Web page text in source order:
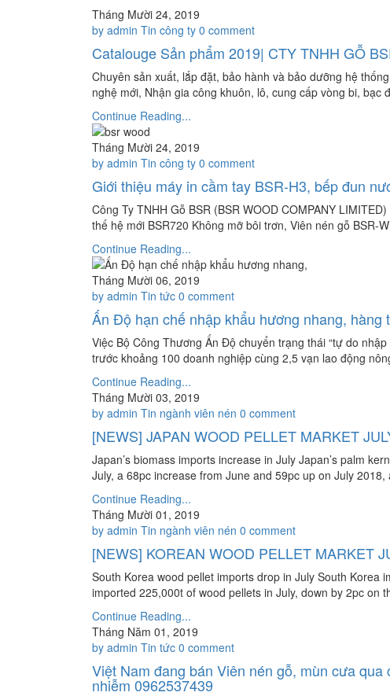
Tháng Mười 24, 2019
by admin Tin công ty 0 comment
Catalouge Sản phẩm 2019| CTY TNHH GỖ
Chuyên sản xuất, lắp đặt, bảo hành và bảo dưỡng hệ
nghệ mới, Nhận gia công khuôn, lô, cung cấp vòng bi, bạc
Continue Reading...
Tháng Mười 24, 2019
by admin Tin công ty 0 comment
Giới thiệu máy in cầm tay BSR-H3, bếp đun
Công Ty TNHH Gỗ BSR (BSR WOOD COMPANY
thế hệ mới BSR720 Không mỡ bôi trơn, Viên nén gỗ BSR-
Continue Reading...
Tháng Mười 06, 2019
by admin Tin tức 0 comment
Ấn Độ hạn chế nhập khẩu hương nhang,
Việc Bộ Công Thương Ấn Độ chuyển trạng thái “tự do
trước khoảng 100 doanh nghiệp cùng 2,5 vạn lao động
Continue Reading...
Tháng Mười 03, 2019
by admin Tin ngành viên nén 0 comment
[NEWS] JAPAN WOOD PELLET MARKET
Japan’s biomass imports increase in July Japan’s palm
July, a 68pc increase from June and 59pc up on July
Continue Reading...
Tháng Mười 01, 2019
by admin Tin ngành viên nén 0 comment
[NEWS] KOREAN WOOD PELLET MARKET
South Korea wood pellet imports drop in July South Korea
imported 225,000t of wood pellets in July, down by 2pc on
Continue Reading...
Tháng Năm 01, 2019
by admin Tin tức 0 comment
Việt Nam đang bán Viên nén gỗ, mùn cưa
nhiễm 0962537439